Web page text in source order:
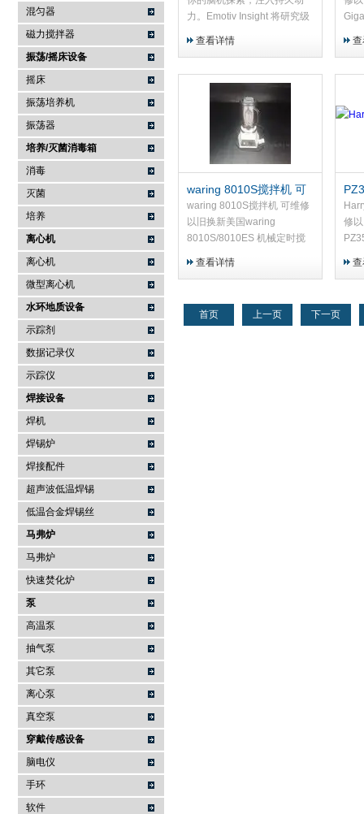
混匀器
磁力搅拌器
振荡/摇床设备
摇床
振荡培养机
振荡器
培养/灭菌消毒箱
消毒
灭菌
培养
离心机
离心机
微型离心机
水环地质设备
示踪剂
数据记录仪
示踪仪
焊接设备
焊机
焊锡炉
焊接配件
超声波低温焊锡
低温合金焊锡丝
马弗炉
马弗炉
快速焚化炉
泵
高温泵
抽气泵
其它泵
离心泵
真空泵
穿戴传感设备
脑电仪
手环
软件
力。Emotiv Insight 将研究级
中，助你在现实世界中随时随
充电线，正是确保...
查看详情
waring 8010S搅拌机 可
维修以旧换新
waring 8010S搅拌机 可维修
以旧换新美国waring
8010S/8010ES 机械定时搅
速, 不锈钢外壳带把手和两件
查看详情
热
修
即
首页 上一页 下一页